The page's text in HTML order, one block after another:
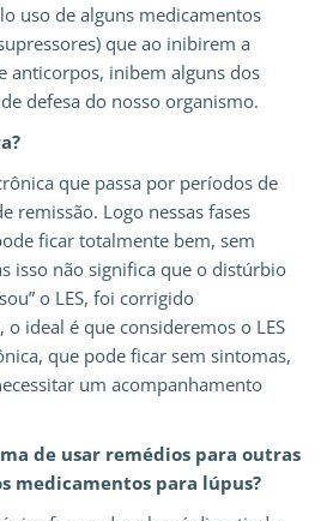
uso de alguns medicamentos
que ao inibirem a
anticorpos, inibem alguns dos
defesa do nosso organismo.
que passa por períodos de
remissão. Logo nessas fases
ficar totalmente bem, sem
isso não significa que o distúrbio
o LES, foi corrigido
ideal é que consideremos o LES
que pode ficar sem sintomas,
um acompanhamento
de usar remédios para outras
medicamentos para lúpus?